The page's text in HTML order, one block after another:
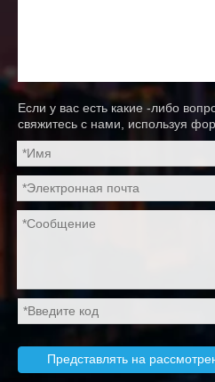
Если у вас есть какие -либо
свяжитесь с нами, используя
Представлять на